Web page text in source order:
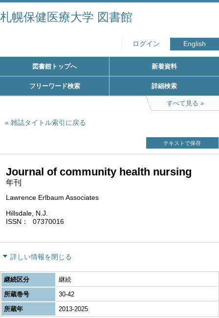
札幌保健医療大学 図書館
ログイン English
図書館トップへ 新着資料
フリーワード検索 詳細検索
すべて見る
雑誌タイトル索引に戻る
テキストで保存
Journal of community health nursing
年刊
Lawrence Erlbaum Associates
Hillsdale, N.J.
ISSN
07370016
詳しい情報を閉じる
継続区分
継続
所蔵巻号
30-42
所蔵年
2013-2025